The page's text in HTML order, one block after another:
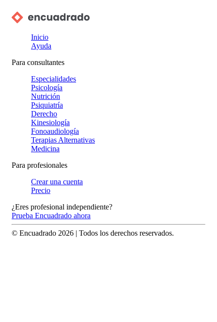
Inicio
Ayuda
Para consultantes
Especialidades
Psicología
Nutrición
Psiquiatría
Derecho
Kinesiología
Fonoaudiología
Terapias Alternativas
Medicina
Para profesionales
Crear una cuenta
Precio
¿Eres profesional independiente?
Prueba Encuadrado ahora
© Encuadrado 2026 | Todos los derechos reservados.